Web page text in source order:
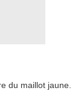
du maillot jaune.